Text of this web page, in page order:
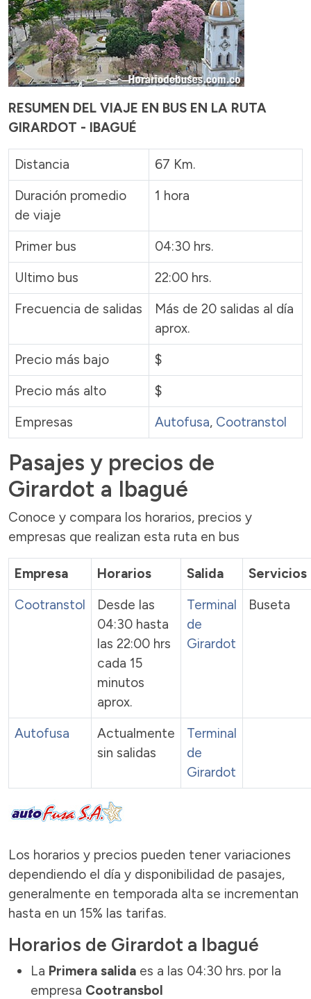
RESUMEN DEL VIAJE EN BUS EN LA RUTA
GIRARDOT - IBAGUÉ
Distancia
67 Km.
Duración promedio
de viaje
1 hora
Primer bus
04:30 hrs.
Ultimo bus
22:00 hrs.
Frecuencia de salidas
Más de 20 salidas al día
aprox.
Precio más bajo
$
Precio más alto
$
Empresas
Autofusa, Cootranstol
Pasajes y precios de
Girardot a Ibagué
Conoce y compara los horarios, precios y
empresas que realizan esta ruta en bus
Empresa Horarios Salida
Servicios
Cootranstol
Desde las
04:30 hasta
las 22:00 hrs
cada 15
minutos
aprox.
Terminal
de
Girardot
Buseta
Autofusa
Actualmente
sin salidas
Terminal
de
Girardot
Los horarios y precios pueden tener variaciones
dependiendo el día y disponibilidad de pasajes,
generalmente en temporada alta se incrementan
hasta en un 15% las tarifas.
Horarios de Girardot a Ibagué
La Primera salida es a las 04:30 hrs. por la
empresa Cootransbol